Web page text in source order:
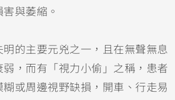
與萎縮。
的主要元兇之一，且在無聲無息
，而有「視力小偷」之稱，患者
或周邊視野缺損，開車、行走易